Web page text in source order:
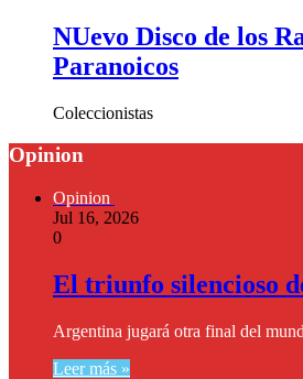
NUevo Disco de los
Paranoicos
Coleccionistas
Opinion
Opinion
Jul 16, 2026
0
El triunfo silencioso
Argentina jugará otra final del
Leer más »